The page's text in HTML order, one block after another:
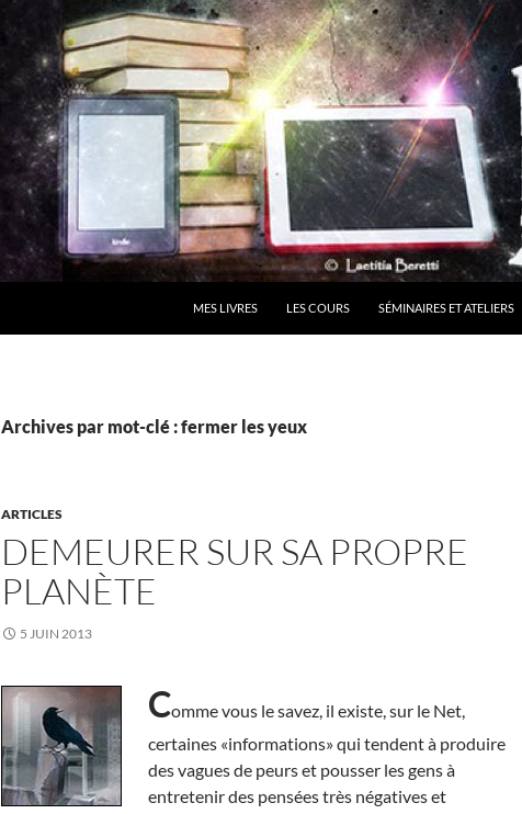
MES LIVRES LES COURS SÉMINAIRES ET ATELIERS
Archives par mot-clé : fermer les yeux
ARTICLES
DEMEURER SUR SA PROPRE
PLANÈTE
5 JUIN 2013
Comme vous le savez, il existe, sur le Net,
certaines «informations» qui tendent à produire
des vagues de peurs et pousser les gens à
entretenir des pensées très négatives et